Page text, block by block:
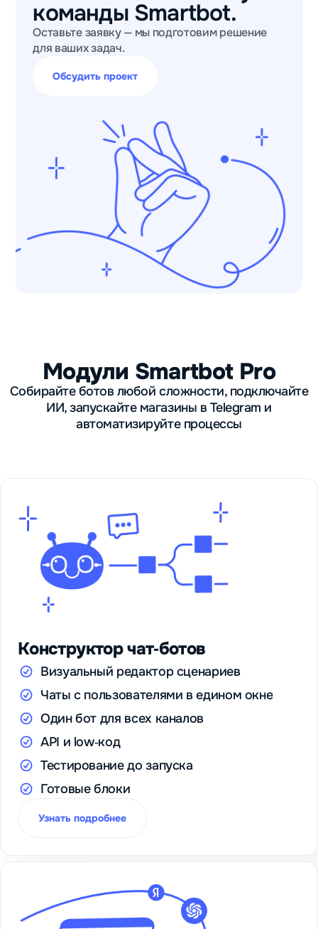
команды Smartbot.
Оставьте заявку — мы подготовим решение
для ваших задач.
Обсудить проект
Модули Smartbot Pro
Собирайте ботов любой сложности, подключайте
ИИ, запускайте магазины в Telegram и
автоматизируйте процессы
Конструктор чат‑ботов
Визуальный редактор сценариев
Чаты с пользователями в едином окне
Один бот для всех каналов
API и low‑код
Тестирование до запуска
Готовые блоки
Узнать подробнее